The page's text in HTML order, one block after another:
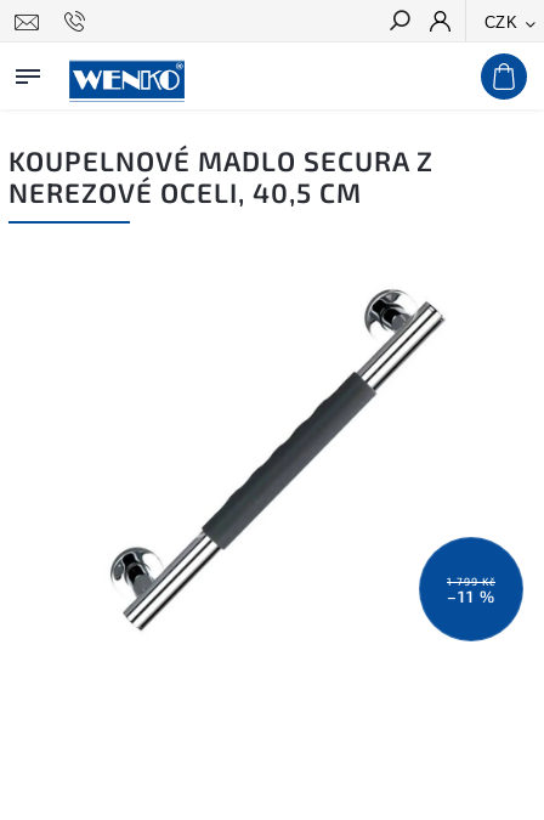
CZK
Hledat
KOUPELNOVÉ MADLO SECURA Z
NEREZOVÉ OCELI, 40,5 CM
1 799 Kč
–11 %